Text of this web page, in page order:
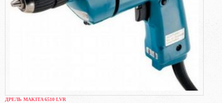
ДРЕЛЬ MAKITA 6510 LVR